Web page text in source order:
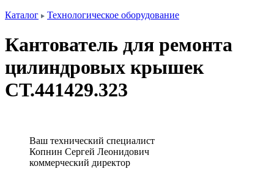
Каталог
Технологическое оборудование
Кантователь для ремонта
цилиндровых крышек
СТ.441429.323
Ваш технический специалист
Копнин Сергей Леонидович
коммерческий директор